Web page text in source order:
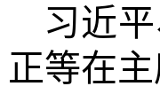
习近
正等在